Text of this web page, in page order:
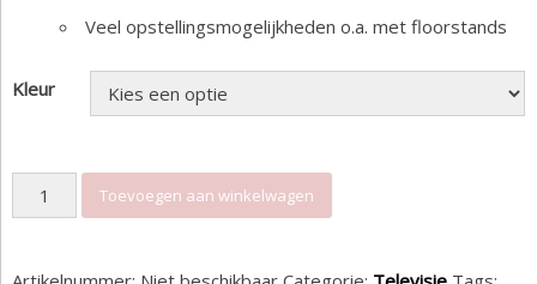
Veel opstellingsmogelijkheden o.a. met floorstands
Kleur
We by Loewe 32 inch aantal
Toevoegen aan winkelwagen